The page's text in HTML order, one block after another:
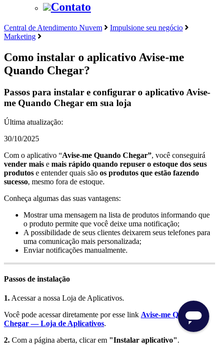
Contato
Central de Atendimento Nuvem
Impulsione seu negócio
Marketing
Como instalar o aplicativo Avise-me
Quando Chegar?
Passos para instalar e configurar o aplicativo Avise-
me Quando Chegar em sua loja
Última atualização:
30/10/2025
Com o aplicativo “Avise-me Quando Chegar”, você conseguirá
vender mais e mais rápido quando repuser o estoque dos seus
produtos e entender quais são os produtos que estão fazendo
sucesso, mesmo fora de estoque.
Conheça algumas das suas vantagens:
Mostrar uma mensagem na lista de produtos informando que
o produto permite que você deixe uma notificação;
A possibilidade de seus clientes deixarem seus telefones para
uma comunicação mais personalizada;
Enviar notificações manualmente.
Passos de instalação
1. Acessar a nossa Loja de Aplicativos.
Você pode acessar diretamente por esse link Avise-me Quando
Chegar — Loja de Aplicativos.
2. Com a página aberta, clicar em "Instalar aplicativo".